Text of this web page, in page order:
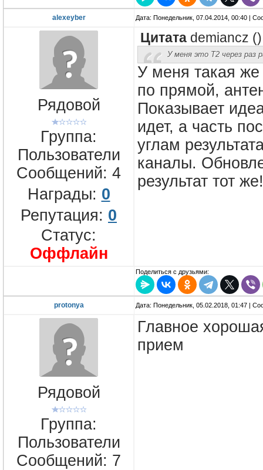
alexeyber Дата: Понедельник, 07.04.2014, 00:40 |
Рядовой
Группа:
Пользователи
Сообщений: 4
Награды: 0
Репутация: 0
Статус:
Оффлайн
Цитата demiancz ()
У меня это Т2 через раз
У меня такая
по прямой,
Показывает
идет, а часть
углам
каналы.
результат тот
Поделиться с друзьями:
protonya Дата: Понедельник, 05.02.2018, 01:47 |
Рядовой
Группа:
Пользователи
Сообщений: 7
Главное
прием